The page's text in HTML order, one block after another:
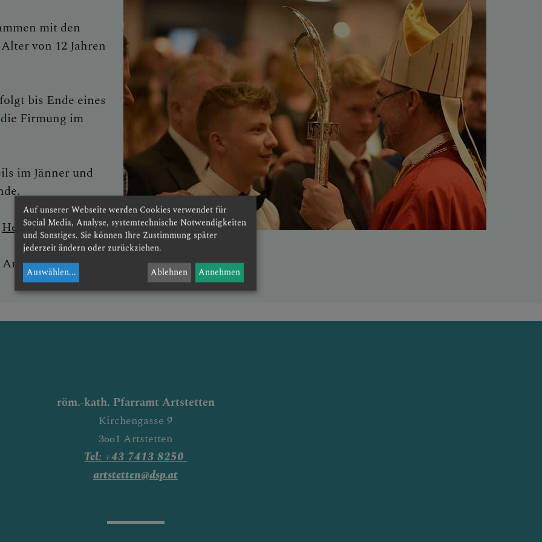
mit den
von 12 Jahren
bis Ende eines
Firmung im
im Jänner und
Herunterladen
zur Firmung:
Firmung (dsp.at)
röm.-kath. Pfarramt Artstetten
Kirchengasse 9
3661 Artstetten
Tel: +43 7413 8250
artstetten@dsp.at
Auf unserer Webseite werden Cookies verwendet für
Social Media, Analyse, systemtechnische Notwendigkeiten
und Sonstiges. Sie können Ihre Zustimmung später
jederzeit ändern oder zurückziehen.
Auswählen... Ablehnen Annehmen